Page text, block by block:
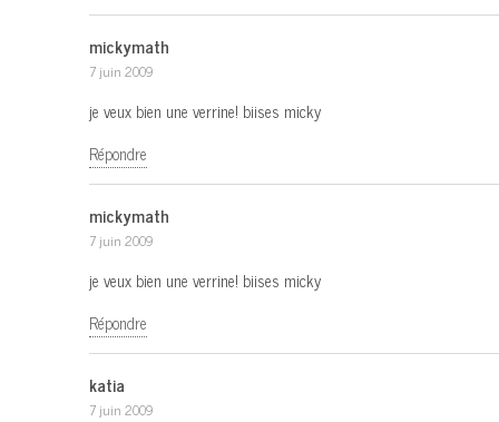
mickymath
7 juin 2009
je veux bien une verrine! biises micky
Répondre
mickymath
7 juin 2009
je veux bien une verrine! biises micky
Répondre
katia
7 juin 2009